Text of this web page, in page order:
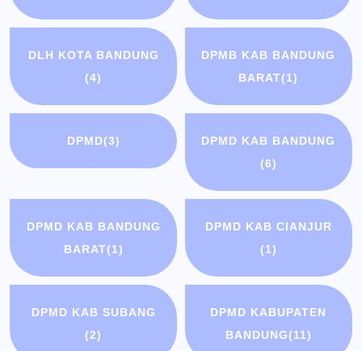
DLH KOTA BANDUNG
(4)
DPMB KAB BANDUNG
BARAT(1)
DPMD(3)
DPMD KAB BANDUNG
(6)
DPMD KAB BANDUNG
BARAT(1)
DPMD KAB CIANJUR
(1)
DPMD KAB SUBANG
(2)
DPMD KABUPATEN
BANDUNG(11)